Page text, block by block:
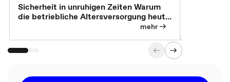
Sicherheit in unruhigen Zeiten Warum
die betriebliche Altersversorgung heute
mehr